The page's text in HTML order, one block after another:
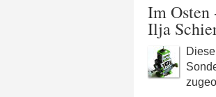
Im Osten
Ilja
Diese